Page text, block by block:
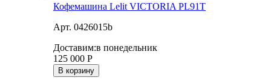
Кофемашина Lelit VICTORIA PL91T
Арт. 0426015b
Доставим:в понедельник
125 000 Р
В корзину